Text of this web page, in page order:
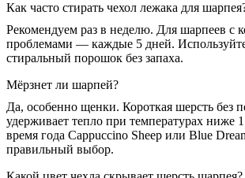
Как часто стирать чехол лежака для
Рекомендуем раз в неделю. Для шарпеев с
проблемами — каждые 5 дней.
стиральный порошок без запаха.
Мёрзнет ли шарпей?
Да, особенно щенки. Короткая шерсть без
удерживает тепло при температурах ниже
время года Cappuccino Sheep или Blue
правильный выбор.